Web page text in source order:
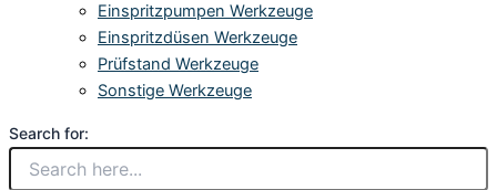
Einspritzpumpen Werkzeuge
Einspritzdüsen Werkzeuge
Prüfstand Werkzeuge
Sonstige Werkzeuge
Search for: